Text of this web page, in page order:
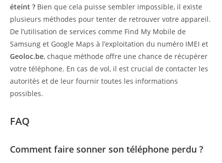
éteint ? Bien que cela puisse sembler impossible, il existe
plusieurs méthodes pour tenter de retrouver votre appareil.
De l’utilisation de services comme Find My Mobile de
Samsung et Google Maps à l’exploitation du numéro IMEI et
Geoloc.be, chaque méthode offre une chance de récupérer
votre téléphone. En cas de vol, il est crucial de contacter les
autorités et de leur fournir toutes les informations
possibles.
FAQ
Comment faire sonner son téléphone perdu ?